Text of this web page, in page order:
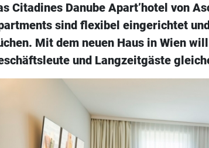
Citadines Danube Apart’hotel von
sind flexibel eingerichtet
Mit dem neuen Haus in Wien
und Langzeitgäste